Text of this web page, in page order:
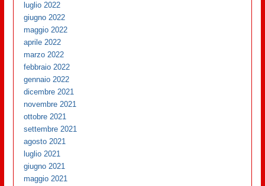
luglio 2022
giugno 2022
maggio 2022
aprile 2022
marzo 2022
febbraio 2022
gennaio 2022
dicembre 2021
novembre 2021
ottobre 2021
settembre 2021
agosto 2021
luglio 2021
giugno 2021
maggio 2021